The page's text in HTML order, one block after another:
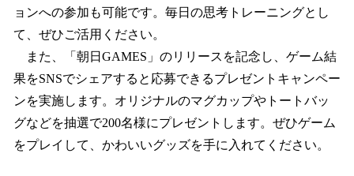
ョンへの参加も可能です。毎日の思考トレーニングとし
て、ぜひご活用ください。
また、「朝日GAMES」のリリースを記念し、ゲーム結
果をSNSでシェアすると応募できるプレゼントキャンペー
ンを実施します。オリジナルのマグカップやトートバッ
グなどを抽選で200名様にプレゼントします。ぜひゲーム
をプレイして、かわいいグッズを手に入れてください。